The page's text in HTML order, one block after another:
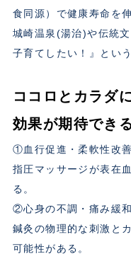
食同源）で健康寿命を
城崎温泉(湯治)や伝統
子育てしたい！』とい
ココロとカラダ
効果が期待でき
①血行促進・柔軟性改善
指圧マッサージが表在
る。
②心身の不調・痛み緩和
鍼灸の物理的な刺激と
可能性がある。